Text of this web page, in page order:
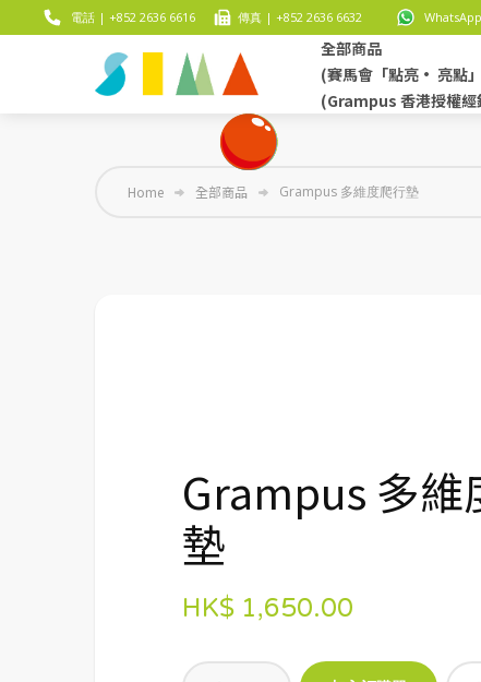
電話 | +852 2636 6616 傳真 | +852 2636 6632
全部商品
(賽馬會「點亮• 亮點
(Grampus 香港授權經
Home 全部商品 Grampus 多維度爬行墊
Grampus 多維
墊
HK$ 1,650.00